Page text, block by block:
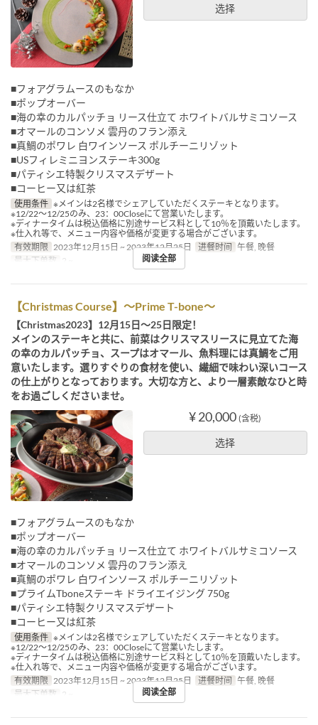
选择
■フォアグラムースのもなか
■ポップオーバー
■海の幸のカルパッチョ リース仕立て ホワイトバルサミコソース
■オマールのコンソメ 雲丹のフラン添え
■真鯛のポワレ 白ワインソース ポルチーニリゾット
■USフィレミニヨンステーキ300g
■パティシエ特製クリスマスデザート
■コーヒー又は紅茶
使用条件 ※メインは2名様でシェアしていただくステーキとなります。
※12/22～12/25のみ、23：00Closeにて営業いたします。
※ディナータイムは税込価格に別途サービス料として10％を頂戴いたします。
※仕入れ等で、メニュー内容や価格が変更する場合がございます。
有效期限 2023年12月15日 ~ 2023年12月25日 进餐时间 午餐, 晚餐
最大下单数 2 ~ 阅读全部
【Christmas Course】～Prime T-bone～
【Christmas2023】12月15日～25日限定！
メインのステーキと共に、前菜はクリスマスリースに見立てた海
の幸のカルパッチョ、スープはオマール、魚料理には真鯛をご用
意いたします。選りすぐりの食材を使い、繊細で味わい深いコース
の仕上がりとなっております。大切な方と、より一層素敵なひと時
をお過ごしくださいませ。
¥ 20,000 (含税)
选择
■フォアグラムースのもなか
■ポップオーバー
■海の幸のカルパッチョ リース仕立て ホワイトバルサミコソース
■オマールのコンソメ 雲丹のフラン添え
■真鯛のポワレ 白ワインソース ポルチーニリゾット
■プライムTboneステーキ ドライエイジング 750g
■パティシエ特製クリスマスデザート
■コーヒー又は紅茶
使用条件 ※メインは2名様でシェアしていただくステーキとなります。
※12/22～12/25のみ、23：00Closeにて営業いたします。
※ディナータイムは税込価格に別途サービス料として10％を頂戴いたします。
※仕入れ等で、メニュー内容や価格が変更する場合がございます。
有效期限 2023年12月15日 ~ 2023年12月25日 进餐时间 午餐, 晚餐
最大下单数 2 ~ 阅读全部